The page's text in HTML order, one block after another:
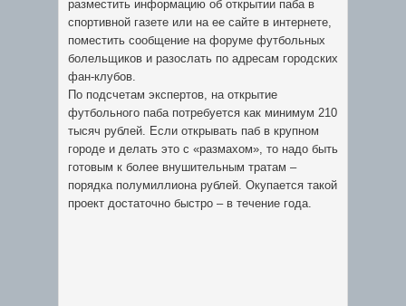
разместить информацию об открытии паба в
спортивной газете или на ее сайте в интернете,
поместить сообщение на форуме футбольных
болельщиков и разослать по адресам городских
фан-клубов.
По подсчетам экспертов, на открытие
футбольного паба потребуется как минимум 210
тысяч рублей. Если открывать паб в крупном
городе и делать это с «размахом», то надо быть
готовым к более внушительным тратам –
порядка полумиллиона рублей. Окупается такой
проект достаточно быстро – в течение года.